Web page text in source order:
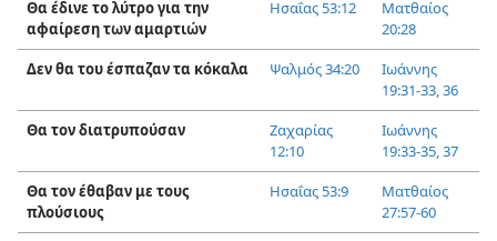
Θα έδινε το λύτρο για την
αφαίρεση των αμαρτιών
Ησαΐας 53:12
Ματθαίος
20:28
Δεν θα του έσπαζαν τα κόκαλα
Ψαλμός 34:20
Ιωάννης
19:31-33,36
Θα τον διατρυπούσαν
Ζαχαρίας
12:10
Ιωάννης
19:33-35,37
Θα τον έθαβαν με τους
πλούσιους
Ησαΐας 53:9
Ματθαίος
27:57-60